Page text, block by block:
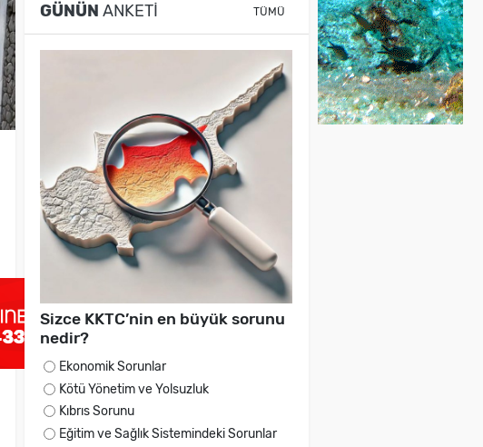
GÜNÜN ANKETI TÜMÜ
Sizce KKTC’nin en büyük sorunu
nedir?
Ekonomik Sorunlar
Kötü Yönetim ve Yolsuzluk
Kıbrıs Sorunu
Eğitim ve Sağlık Sistemindeki Sorunlar